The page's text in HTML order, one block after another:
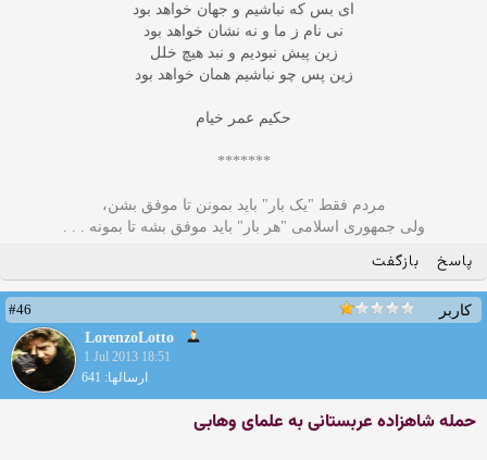
ای بس که نباشیم و جهان خواهد بود
نی نام ز ما و نه نشان خواهد بود
زین پیش نبودیم و نبد هیچ خلل
زین پس چو نباشیم همان خواهد بود
حکیم عمر خیام
*******
مردم فقط "یک بار" بايد بمونن تا موفق بشن،
ولى جمهوری اسلامی "هر بار" باید موفق بشه تا بمونه . . .
پاسخ بازگفت
کاربر
#46
LorenzoLotto
1 Jul 2013 18:51
ارسالها: 641
حمله شاهزاده عربستانی به علمای وهابی